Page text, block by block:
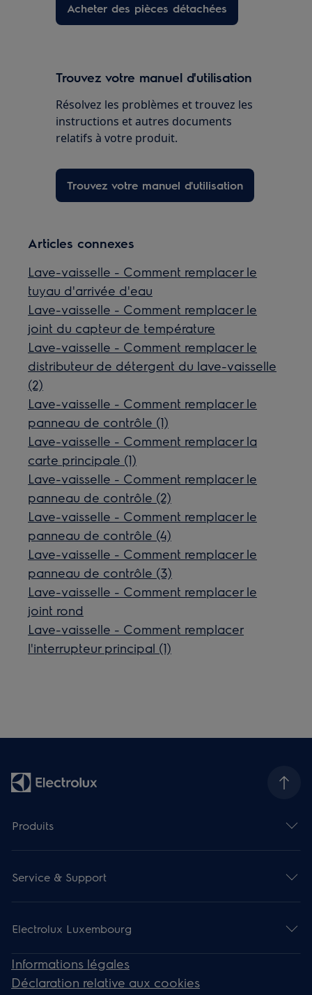
Acheter des pièces détachées
Trouvez votre manuel d'utilisation
Résolvez les problèmes et trouvez les
instructions et autres documents
relatifs à votre produit.
Trouvez votre manuel d'utilisation
Articles connexes
Lave-vaisselle - Comment remplacer le
tuyau d'arrivée d'eau
Lave-vaisselle - Comment remplacer le
joint du capteur de température
Lave-vaisselle - Comment remplacer le
distributeur de détergent du lave-vaisselle
(2)
Lave-vaisselle - Comment remplacer le
panneau de contrôle (1)
Lave-vaisselle - Comment remplacer la
carte principale (1)
Lave-vaisselle - Comment remplacer le
panneau de contrôle (2)
Lave-vaisselle - Comment remplacer le
panneau de contrôle (4)
Lave-vaisselle - Comment remplacer le
panneau de contrôle (3)
Lave-vaisselle - Comment remplacer le
joint rond
Lave-vaisselle - Comment remplacer
l'interrupteur principal (1)
Produits
Service & Support
Electrolux Luxembourg
Informations légales
Déclaration relative aux cookies